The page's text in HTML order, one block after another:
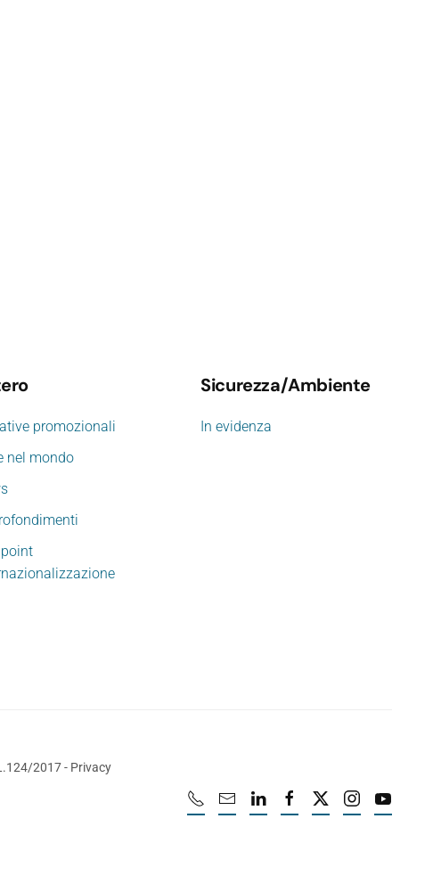
promozionali
nel mondo
Sicurezza/Ambiente
In evidenza
2017- Privacy